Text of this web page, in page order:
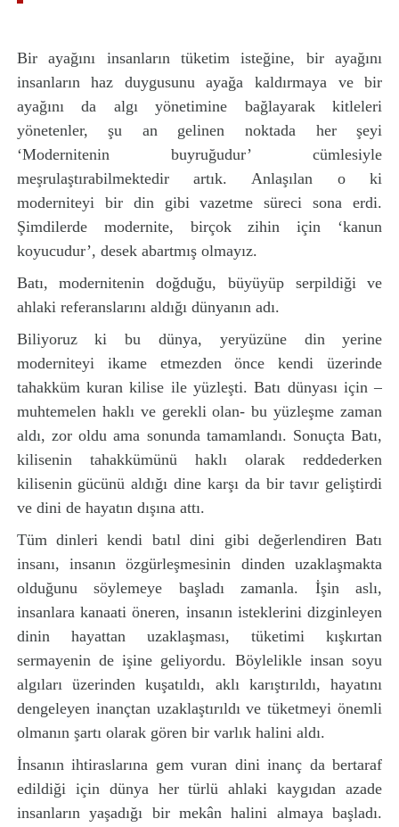
Bir ayağını insanların tüketim isteğine, bir ayağını
insanların haz duygusunu ayağa kaldırmaya ve bir
ayağını da algı yönetimine bağlayarak kitleleri
yönetenler, şu an gelinen noktada her şeyi
‘Modernitenin buyruğudur’ cümlesiyle
meşrulaştırabilmektedir artık. Anlaşılan o ki
moderniteyi bir din gibi vazetme süreci sona erdi.
Şimdilerde modernite, birçok zihin için ‘kanun
koyucudur’, desek abartmış olmayız.
Batı, modernitenin doğduğu, büyüyüp serpildiği ve
ahlaki referanslarını aldığı dünyanın adı.
Biliyoruz ki bu dünya, yeryüzüne din yerine
moderniteyi ikame etmezden önce kendi üzerinde
tahakküm kuran kilise ile yüzleşti. Batı dünyası için –
muhtemelen haklı ve gerekli olan- bu yüzleşme zaman
aldı, zor oldu ama sonunda tamamlandı. Sonuçta Batı,
kilisenin tahakkümünü haklı olarak reddederken
kilisenin gücünü aldığı dine karşı da bir tavır geliştirdi
ve dini de hayatın dışına attı.
Tüm dinleri kendi batıl dini gibi değerlendiren Batı
insanı, insanın özgürleşmesinin dinden uzaklaşmakta
olduğunu söylemeye başladı zamanla. İşin aslı,
insanlara kanaati öneren, insanın isteklerini dizginleyen
dinin hayattan uzaklaşması, tüketimi kışkırtan
sermayenin de işine geliyordu. Böylelikle insan soyu
algıları üzerinden kuşatıldı, aklı karıştırıldı, hayatını
dengeleyen inançtan uzaklaştırıldı ve tüketmeyi önemli
olmanın şartı olarak gören bir varlık halini aldı.
İnsanın ihtiraslarına gem vuran dini inanç da bertaraf
edildiği için dünya her türlü ahlaki kaygıdan azade
insanların yaşadığı bir mekân halini almaya başladı.